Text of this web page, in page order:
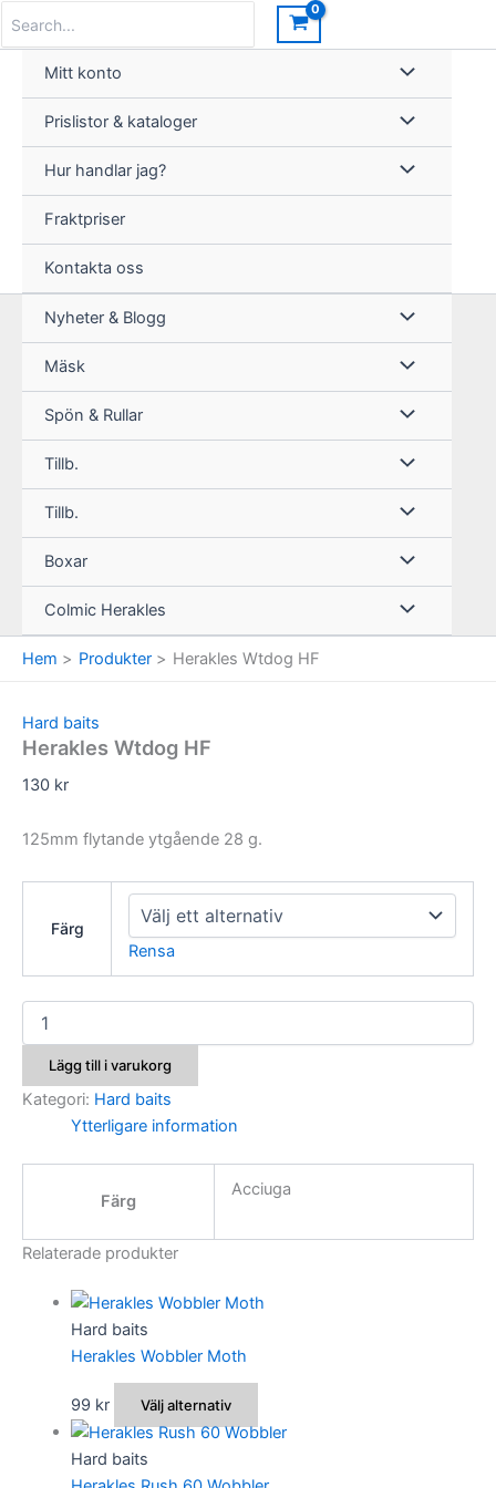
innehåll
for:
Mitt konto
Prislistor & kataloger
Hur handlar jag?
Fraktpriser
Kontakta oss
Nyheter & Blogg
Mäsk
Spön & Rullar
Tillb.
Tillb.
Boxar
Colmic Herakles
Hem Produkter Herakles Wtdog HF
Hard baits
Herakles Wtdog HF
130 kr
125mm flytande ytgående 28 g.
Färg
Rensa
Herakles
Wtdog
mängd
Lägg till i varukorg
Kategori: Hard baits
Ytterligare information
Färg
Acciuga
Relaterade produkter
Hard baits
Herakles Wobbler Moth
99 kr Välj alternativ
här
har
Hard baits